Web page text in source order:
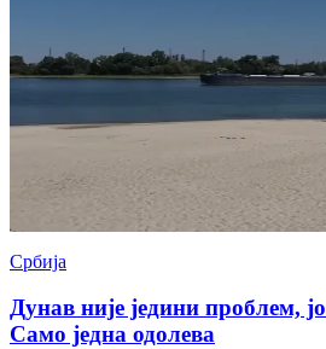
Србија
Дунав није једини проблем,
Само једна одолева